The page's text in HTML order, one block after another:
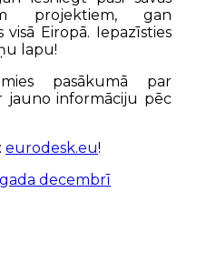
projektiem, gan
Eiropā. Iepazīsties
lapu!
pasākumā par
jauno informāciju pēc
eurodesk.eu!
decembrī